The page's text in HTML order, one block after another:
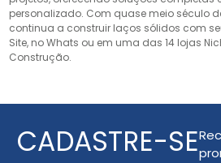
personalizado. Com quase meio século
continua a construir laços sólidos com
Site, no Whats ou em uma das 14 lojas
Construção.
CADASTRE-SE